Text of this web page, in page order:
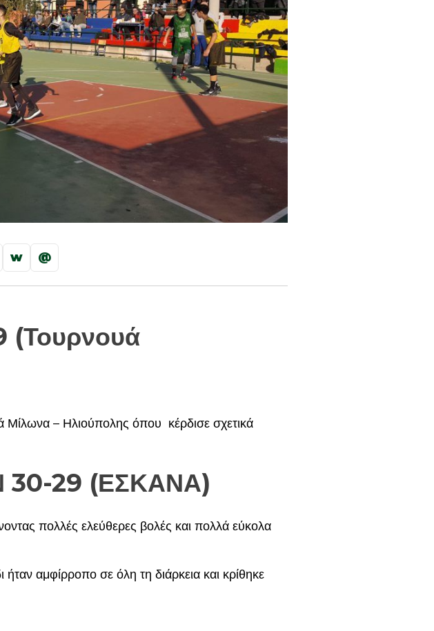
w @
Μίλωνα – Ηλιούπολης όπου κέρδισε σχετικά
30-29 (ΕΣΚΑΝΑ)
πολλές ελεύθερες βολές και πολλά εύκολα
ήταν αμφίρροπο σε όλη τη διάρκεια και κρίθηκε